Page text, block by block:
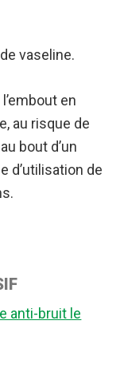
vaseline.
en
au risque de
bout d’un
d’utilisation de
anti-bruit le